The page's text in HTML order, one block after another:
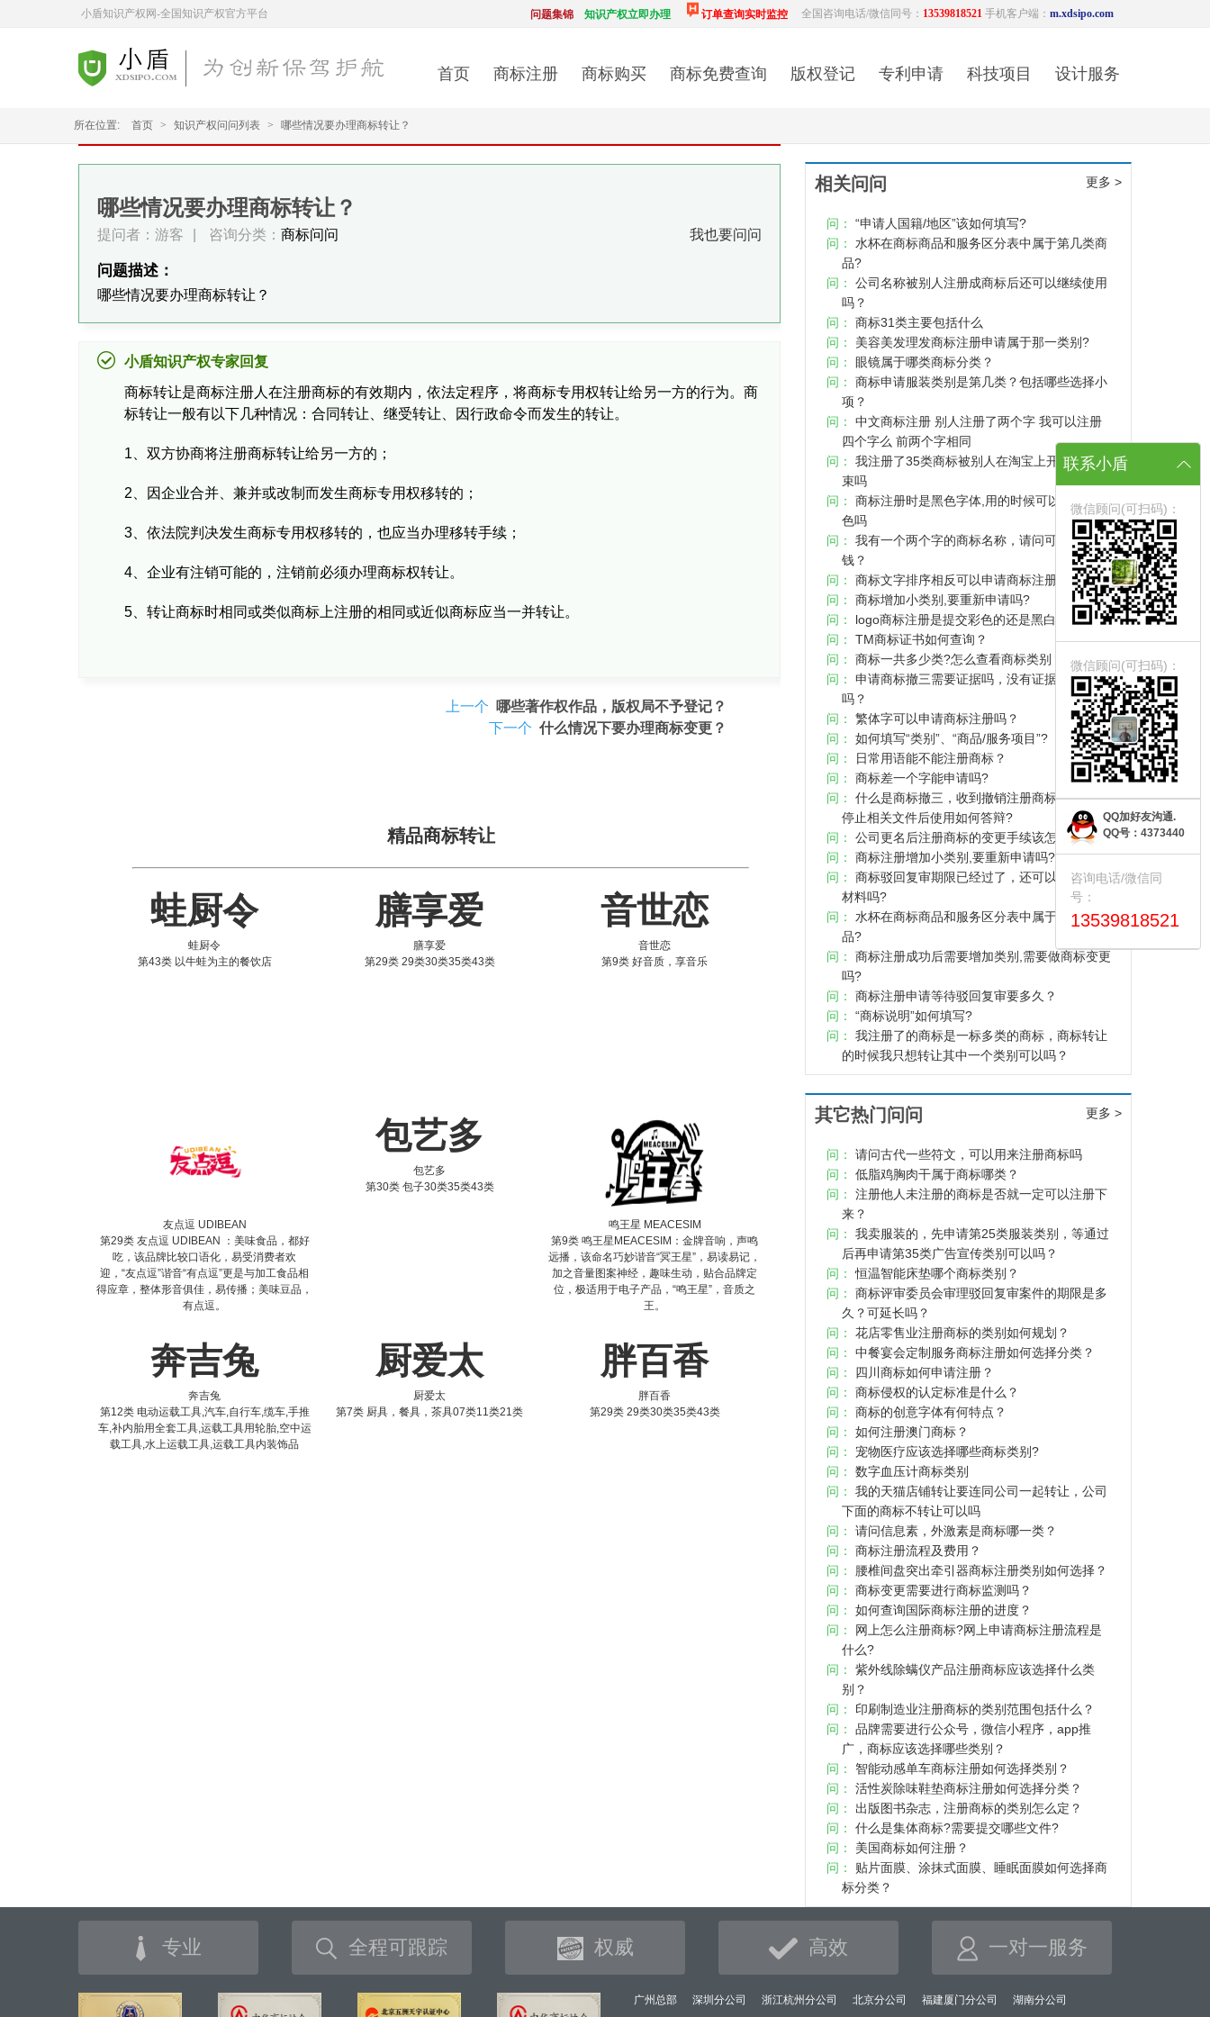
小盾知识产权网-全国知识产权官方平台 问题集锦 知识产权立即办理 订单查询实时监控 全国咨询电话/微信同号： 13539818521 手机客户端： m.xdsipo.com
设计服务
科技项目
专利申请
版权登记
商标免费查询
商标购买
商标注册
首页
联系小盾
微信顾问(可扫码)：
微信顾问(可扫码)：
QQ加好友沟通.
QQ号：4373440
咨询电话/微信同
号：
13539818521
所在位置: 首页 > 知识产权问问列表 > 哪些情况要办理商标转让？
哪些情况要办理商标转让？
我也要问问
提问者：游客 咨询分类： 商标问问
问题描述：
哪些情况要办理商标转让？
小盾知识产权专家回复
商标转让是商标注册人在注册商标的有效期内，依法定程序，将商标专用权转让给另一方的行为。商
标转让一般有以下几种情况：合同转让、继受转让、因行政命令而发生的转让。
1、双方协商将注册商标转让给另一方的；
2、因企业合并、兼并或改制而发生商标专用权移转的；
3、依法院判决发生商标专用权移转的，也应当办理移转手续；
4、企业有注销可能的，注销前必须办理商标权转让。
5、转让商标时相同或类似商标上注册的相同或近似商标应当一并转让。
上一个
哪些著作权作品，版权局不予登记？
下一个 什么情况下要办理商标变更？
精品商标转让
蛙厨令
蛙厨令
第43类 以牛蛙为主的餐饮店
膳享爱
膳享爱
第29类 29类30类35类43类
音世恋
音世恋
第9类 好音质，享音乐
友点逗 UDIBEAN
第29类 友点逗 UDIBEAN ：美味食品，都好
吃，该品牌比较口语化，易受消费者欢
迎，“友点逗”谐音“有点逗”更是与加工食品相
得应章，整体形音俱佳，易传播；美味豆品，
有点逗。
包艺多
包艺多
第30类 包子30类35类43类
鸣王星 MEACESIM
第9类 鸣王星MEACESIM：金牌音响，声鸣
远播，该命名巧妙谐音“冥王星”，易读易记，
加之音量图案神经，趣味生动，贴合品牌定
位，极适用于电子产品，“鸣王星”，音质之
王。
奔吉兔
奔吉兔
第12类 电动运载工具,汽车,自行车,缆车,手推
车,补内胎用全套工具,运载工具用轮胎,空中运
载工具,水上运载工具,运载工具内装饰品
厨爱太
厨爱太
第7类 厨具，餐具，茶具07类11类21类
胖百香
胖百香
第29类 29类30类35类43类
相关问问 更多 >
问：
“申请人国籍/地区”该如何填写?
问：
水杯在商标商品和服务区分表中属于第几类商
品?
问：
公司名称被别人注册成商标后还可以继续使用
吗？
问：
商标31类主要包括什么
问：
美容美发理发商标注册申请属于那一类别?
问：
眼镜属于哪类商标分类？
问：
商标申请服装类别是第几类？包括哪些选择小
项？
问：
中文商标注册 别人注册了两个字 我可以注册
四个字么 前两个字相同
问：
我注册了35类商标被别人在淘宝上开店了有约
束吗
问：
商标注册时是黑色字体,用的时候可以用其他颜
色吗
问：
我有一个两个字的商标名称，请问可以卖多少
钱？
问：
商标文字排序相反可以申请商标注册吗
问：
商标增加小类别,要重新申请吗?
问：
logo商标注册是提交彩色的还是黑白的？
问：
TM商标证书如何查询？
问：
商标一共多少类?怎么查看商标类别？
问：
申请商标撤三需要证据吗，没有证据把握大
吗？
问：
繁体字可以申请商标注册吗？
问：
如何填写“类别”、“商品/服务项目”?
问：
日常用语能不能注册商标？
问：
商标差一个字能申请吗?
问：
什么是商标撤三，收到撤销注册商标连续三年
停止相关文件后使用如何答辩?
问：
公司更名后注册商标的变更手续该怎么做？
问：
商标注册增加小类别,要重新申请吗?
问：
商标驳回复审期限已经过了，还可以提交补充
材料吗?
问：
水杯在商标商品和服务区分表中属于第几类商
品?
问：
商标注册成功后需要增加类别,需要做商标变更
吗?
问：
商标注册申请等待驳回复审要多久？
问：
“商标说明”如何填写?
问：
我注册了的商标是一标多类的商标，商标转让
的时候我只想转让其中一个类别可以吗？
其它热门问问 更多 >
问：
请问古代一些符文，可以用来注册商标吗
问：
低脂鸡胸肉干属于商标哪类？
问：
注册他人未注册的商标是否就一定可以注册下
来？
问：
我卖服装的，先申请第25类服装类别，等通过
后再申请第35类广告宣传类别可以吗？
问：
恒温智能床垫哪个商标类别？
问：
商标评审委员会审理驳回复审案件的期限是多
久？可延长吗？
问：
花店零售业注册商标的类别如何规划？
问：
中餐宴会定制服务商标注册如何选择分类？
问：
四川商标如何申请注册？
问：
商标侵权的认定标准是什么？
问：
商标的创意字体有何特点？
问：
如何注册澳门商标？
问：
宠物医疗应该选择哪些商标类别?
问：
数字血压计商标类别
问：
我的天猫店铺转让要连同公司一起转让，公司
下面的商标不转让可以吗
问：
请问信息素，外激素是商标哪一类？
问：
商标注册流程及费用？
问：
腰椎间盘突出牵引器商标注册类别如何选择？
问：
商标变更需要进行商标监测吗？
问：
如何查询国际商标注册的进度？
问：
网上怎么注册商标?网上申请商标注册流程是
什么?
问：
紫外线除螨仪产品注册商标应该选择什么类
别？
问：
印刷制造业注册商标的类别范围包括什么？
问：
品牌需要进行公众号，微信小程序，app推
广，商标应该选择哪些类别？
问：
智能动感单车商标注册如何选择类别？
问：
活性炭除味鞋垫商标注册如何选择分类？
问：
出版图书杂志，注册商标的类别怎么定？
问：
什么是集体商标?需要提交哪些文件?
问：
美国商标如何注册？
问：
贴片面膜、涂抹式面膜、睡眠面膜如何选择商
标分类？
专业 全程可跟踪 权威 高效 一对一服务
广州总部 深圳分公司 浙江杭州分公司 北京分公司 福建厦门分公司 湖南分公司